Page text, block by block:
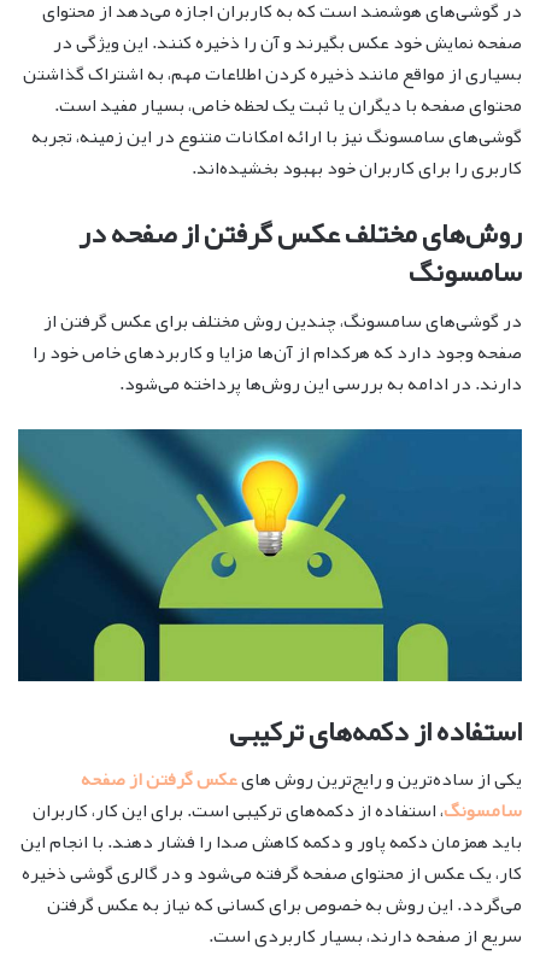
در گوشی‌های هوشمند است که به کاربران اجازه می‌دهد از محتوای
صفحه نمایش خود عکس بگیرند و آن را ذخیره کنند. این ویژگی در
بسیاری از مواقع مانند ذخیره کردن اطلاعات مهم، به اشتراک گذاشتن
محتوای صفحه با دیگران یا ثبت یک لحظه خاص، بسیار مفید است.
گوشی‌های سامسونگ نیز با ارائه امکانات متنوع در این زمینه، تجربه
کاربری را برای کاربران خود بهبود بخشیده‌اند.
روش‌های مختلف عکس گرفتن از صفحه در
سامسونگ
در گوشی‌های سامسونگ، چندین روش مختلف برای عکس گرفتن از
صفحه وجود دارد که هرکدام از آن‌ها مزایا و کاربردهای خاص خود را
دارند. در ادامه به بررسی این روش‌ها پرداخته می‌شود.
استفاده از دکمه‌های ترکیبی
یکی از ساده‌ترین و رایج‌ترین روش هایعکس گرفتن از صفحه
سامسونگ، استفاده از دکمه‌های ترکیبی است. برای این کار، کاربران
باید همزمان دکمه پاور و دکمه کاهش صدا را فشار دهند. با انجام این
کار، یک عکس از محتوای صفحه گرفته می‌شود و در گالری گوشی ذخیره
می‌گردد. این روش به خصوص برای کسانی که نیاز به عکس گرفتن
سریع از صفحه دارند، بسیار کاربردی است.